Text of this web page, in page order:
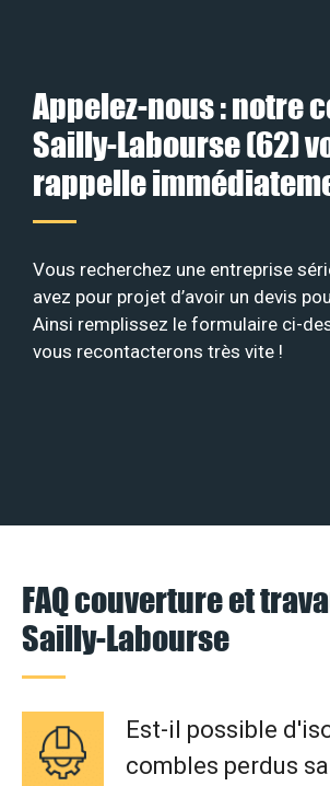
Appelez-nous : notre
Sailly-Labourse (62)
rappelle
Vous recherchez une entreprise
avez pour projet d’avoir un devis
Ainsi remplissez le formulaire ci-
vous recontacterons très vite !
FAQ couverture et
Sailly-Labourse
Est-il possible
combles perdus